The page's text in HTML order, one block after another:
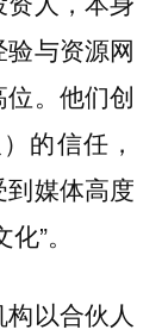
与资源网
。他们创
的信任，
媒体高度
”。
以合伙人